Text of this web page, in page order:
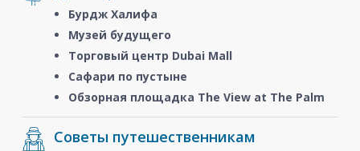
Бурдж Халифа
Музей будущего
Торговый центр Dubai Mall
Сафари по пустыне
Обзорная площадка The View at The Palm
Советы путешественникам